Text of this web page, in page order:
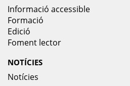
Informació accessible
Formació
Edició
Foment lector
NOTÍCIES
Notícies